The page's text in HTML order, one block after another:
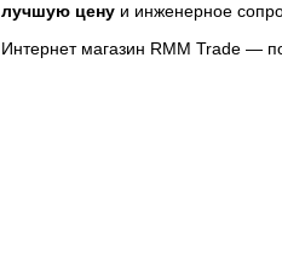
лучшую цену и инженерное
Интернет магазин RMM Trade —